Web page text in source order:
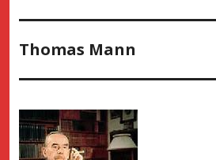
Thomas Mann